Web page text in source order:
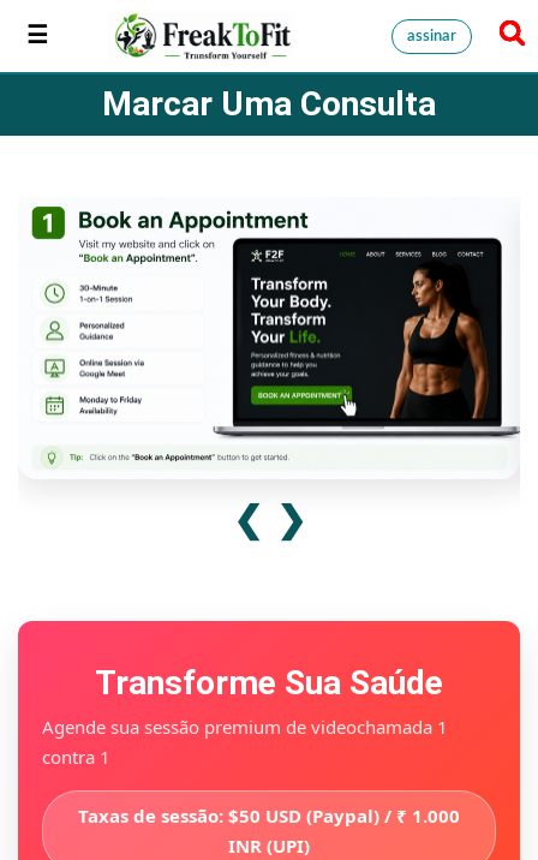
assinar
Marcar Uma Consulta
❮ ❯
Transforme Sua Saúde
Agende sua sessão premium de videochamada 1
contra 1
Taxas de sessão: $50 USD (Paypal) / ₹ 1.000
INR (UPI)